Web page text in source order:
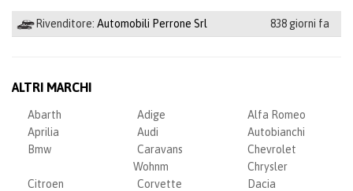
Rivenditore: Automobili Perrone Srl 838 giorni fa
ALTRI MARCHI
Abarth Adige
Alfa Romeo
Aprilia
Audi
Autobianchi
Bmw
Caravans
Wohnm
Chevrolet
Chrysler
Citroen
Corvette
Dacia